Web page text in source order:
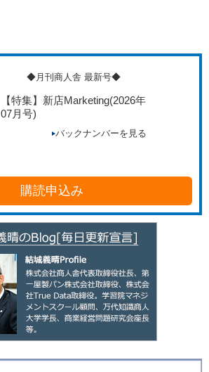
◆月刊商人舎 最新号◆
【特集】新店Marketing(2026年
07月号)
バックナンバーを見る
購読申込み